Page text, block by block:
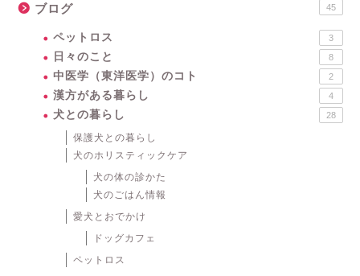
ブログ 45
ペットロス 3
日々のこと 8
中医学（東洋医学）のコト 2
漢方がある暮らし 4
犬との暮らし 28
保護犬との暮らし
犬のホリスティックケア
犬の体の診かた
犬のごはん情報
愛犬とおでかけ
ドッグカフェ
ペットロス